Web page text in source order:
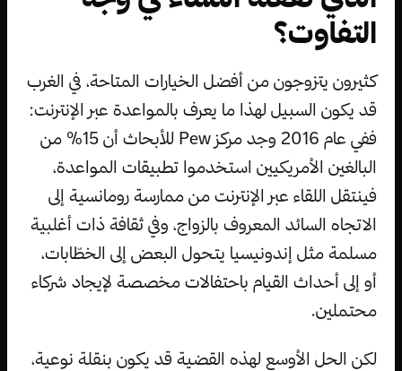
التفاوت؟
كثيرون يتزوجون من أفضل الخيارات المتاحة، في الغرب
قد يكون السبيل لهذا ما يعرف بالمواعدة عبر الإنترنت:
ففي عام 2016 وجد مركز Pew للأبحاث أن 15٪ من
البالغين الأمريكيين استخدموا تطبيقات المواعدة،
فينتقل اللقاء عبر الإنترنت من ممارسة رومانسية إلى
الاتجاه السائد المعروف بالزواج، وفي ثقافة ذات أغلبية
مسلمة مثل إندونيسيا يتحول البعض إلى الخطّابات،
أو إلى أحداث القيام باحتفالات مخصصة لإيجاد شركاء
محتملين.
لكن الحل الأوسع لهذه القضية قد يكون بنقلة نوعية،